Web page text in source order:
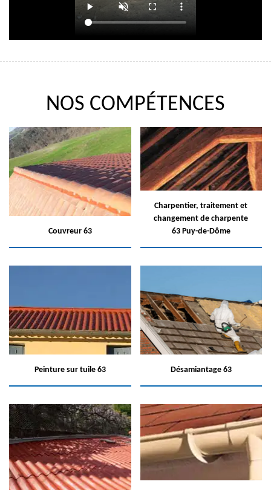
NOS COMPÉTENCES
Couvreur 63
Charpentier, traitement et
changement de charpente
63 Puy-de-Dôme
Peinture sur tuile 63 Désamiantage 63